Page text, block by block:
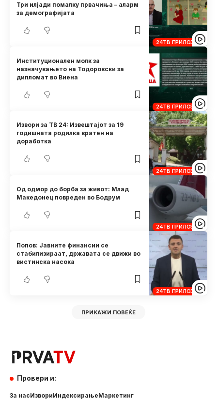
24ТВ ПРИЛОЗИ
Три илјади помалку првачиња – аларм
за демографијата
24ТВ ПРИЛОЗИ
Институционален молк за
назначувањето на Тодоровски за
дипломат во Виена
24ТВ ПРИЛОЗИ
Извори за ТВ 24: Извештајот за 19
годишната родилка вратен на
доработка
24ТВ ПРИЛОЗИ
Од одмор до борба за живот: Млад
Македонец повреден во Бодрум
24ТВ ПРИЛОЗИ
Попов: Јавните финансии се
стабилизираат, државата се движи во
вистинска насока
ПРИКАЖИ ПОВЕЌЕ
Провери и:
За насИзвориИндексирањеМаркетинг